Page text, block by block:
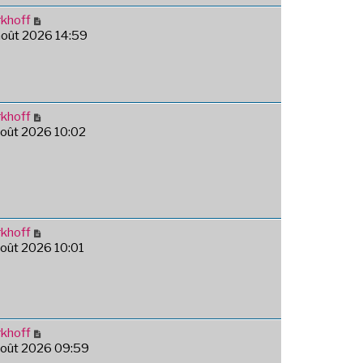
2026 14:59
2026 10:02
2026 10:01
2026 09:59